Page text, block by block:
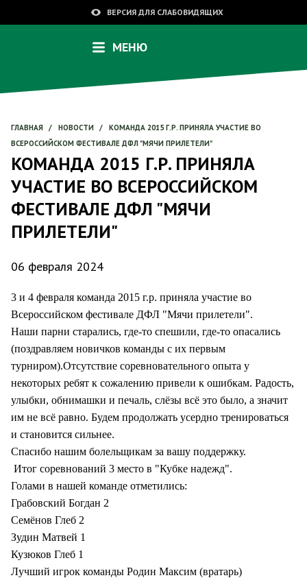
ВЕРСИЯ ДЛЯ СЛАБОВИДЯЩИХ
МЕНЮ
ГЛАВНАЯ / НОВОСТИ /
КОМАНДА 2015 Г.Р. ПРИНЯЛА УЧАСТИЕ ВО
ВСЕРОССИЙСКОМ ФЕСТИВАЛЕ ДФЛ "МЯЧИ ПРИЛЕТЕЛИ"
КОМАНДА 2015 Г.Р. ПРИНЯЛА
УЧАСТИЕ ВО ВСЕРОССИЙСКОМ
ФЕСТИВАЛЕ ДФЛ "МЯЧИ
ПРИЛЕТЕЛИ"
06 февраля 2024
3 и 4 февраля команда 2015 г.р. приняла участие во
Всероссийском фестивале ДФЛ "Мячи прилетели".
Наши парни старались, где-то спешили, где-то опасались
(поздравляем новичков команды с их первым
турниром).Отсутствие соревновательного опыта у
некоторых ребят к сожалению привели к ошибкам. Радость,
улыбки, обнимашки и печаль, слёзы всё это было, а значит
им не всё равно. Будем продолжать усердно тренироваться
и становится сильнее.
Спасибо нашим болельщикам за вашу поддержку.
Итог соревнований 3 место в "Кубке надежд".
Голами в нашей команде отметились:
Грабовский Богдан 2
Семёнов Глеб 2
Зудин Матвей 1
Кузюков Глеб 1
Лучший игрок команды Родин Максим (вратарь)